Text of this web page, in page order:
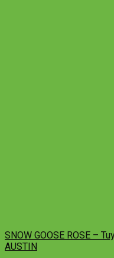
SNOW GOOSE ROSE –
AUSTIN